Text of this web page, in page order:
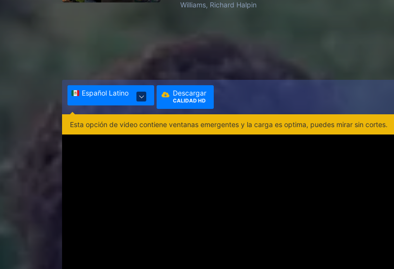
Williams, Richard Halpin
Español Latino Descargar
CALIDAD HD
Esta opción de video contiene ventanas emergentes y la carga es optima, puedes mirar sin cortes.